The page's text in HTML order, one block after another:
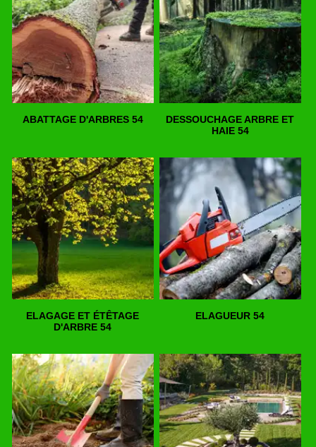
ABATTAGE D'ARBRES 54
DESSOUCHAGE ARBRE ET
HAIE 54
ELAGAGE ET ÉTÊTAGE
D'ARBRE 54
ELAGUEUR 54